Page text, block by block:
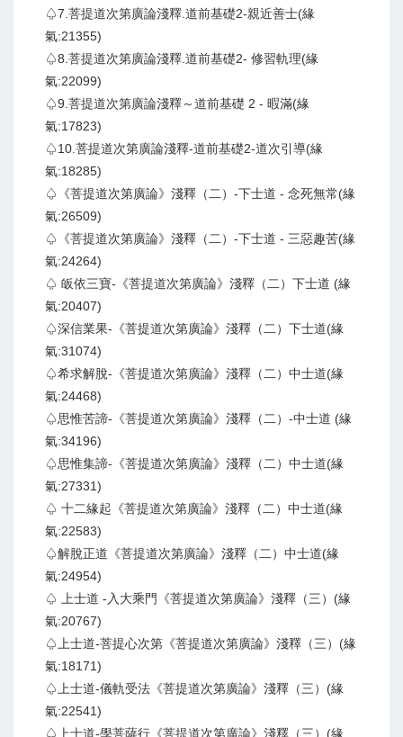
♤7.菩提道次第廣論淺釋.道前基礎2-親近善士(緣
氣:21355)
♤8.菩提道次第廣論淺釋.道前基礎2- 修習軌理(緣
氣:22099)
♤9.菩提道次第廣論淺釋～道前基礎 2 - 暇滿(緣
氣:17823)
♤10.菩提道次第廣論淺釋-道前基礎2-道次引導(緣
氣:18285)
♤《菩提道次第廣論》淺釋（二）-下士道 - 念死無常(緣
氣:26509)
♤《菩提道次第廣論》淺釋（二）-下士道 - 三惡趣苦(緣
氣:24264)
♤ 皈依三寶-《菩提道次第廣論》淺釋（二）下士道 (緣
氣:20407)
♤深信業果-《菩提道次第廣論》淺釋（二）下士道(緣
氣:31074)
♤希求解脫-《菩提道次第廣論》淺釋（二）中士道(緣
氣:24468)
♤思惟苦諦-《菩提道次第廣論》淺釋（二）-中士道 (緣
氣:34196)
♤思惟集諦-《菩提道次第廣論》淺釋（二）中士道(緣
氣:27331)
♤ 十二緣起《菩提道次第廣論》淺釋（二）中士道(緣
氣:22583)
♤解脫正道《菩提道次第廣論》淺釋（二）中士道(緣
氣:24954)
♤ 上士道 -入大乘門《菩提道次第廣論》淺釋（三）(緣
氣:20767)
♤上士道-菩提心次第《菩提道次第廣論》淺釋（三）(緣
氣:18171)
♤上士道-儀軌受法《菩提道次第廣論》淺釋（三）(緣
氣:22541)
♤上士道-學菩薩行《菩提道次第廣論》淺釋（三）(緣